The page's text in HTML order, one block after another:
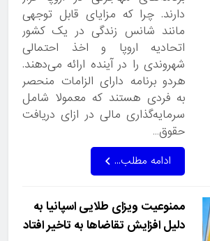
دارند. چرا که مزایای قابل توجهی
مانند شانس زندگی در یک کشور
اتحادیه اروپا و اخذ احتمالی
شهروندی را در آینده ارائه می‌دهند.
هردو برنامه دارای الزامات منحصر
به فردی هستند که معمولا شامل
سرمایه‌گذاری مالی در ازای دریافت
حقوق…
ادامه مطلب...
ممنوعیت ویزای طلایی اسپانیا به
دلیل افزایش تقاضاها به تاخیر افتاد